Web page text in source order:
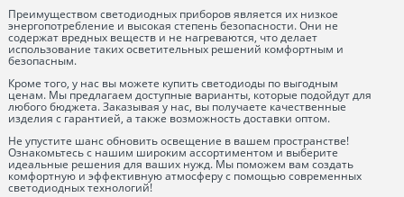
Преимуществом светодиодных приборов является их низкое
энергопотребление и высокая степень безопасности. Они не
содержат вредных веществ и не нагреваются, что делает
использование таких осветительных решений комфортным и
безопасным.
Кроме того, у нас вы можете купить светодиоды по выгодным
ценам. Мы предлагаем доступные варианты, которые подойдут для
любого бюджета. Заказывая у нас, вы получаете качественные
изделия с гарантией, а также возможность доставки оптом.
Не упустите шанс обновить освещение в вашем пространстве!
Ознакомьтесь с нашим широким ассортиментом и выберите
идеальные решения для ваших нужд. Мы поможем вам создать
комфортную и эффективную атмосферу с помощью современных
светодиодных технологий!